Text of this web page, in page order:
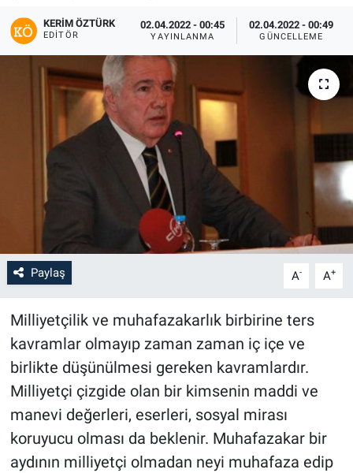
KERIM ÖZTÜRK
EDITÖR
02.04.2022 - 00:45
YAYINLANMA
02.04.2022 - 00:49
GÜNCELLEME
Paylaş A- A+
Milliyetçilik ve muhafazakarlık birbirine ters
kavramlar olmayıp zaman zaman iç içe ve
birlikte düşünülmesi gereken kavramlardır.
Milliyetçi çizgide olan bir kimsenin maddi ve
manevi değerleri, eserleri, sosyal mirası
koruyucu olması da beklenir. Muhafazakar bir
aydının milliyetçi olmadan neyi muhafaza edip